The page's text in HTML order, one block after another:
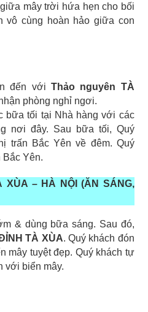
mây trời hứa hẹn cho bối
vô cùng hoàn hảo giữa con
đến với Thảo nguyên TÀ
phòng nghỉ ngơi.
bữa tối tại Nhà hàng với các
nơi đây. Sau bữa tối, Quý
trấn Bắc Yên về đêm. Quý
Bắc Yên.
XÙA – HÀ NỘI (ĂN SÁNG,
& dùng bữa sáng. Sau đó,
TÀ XÙA. Quý khách đón
mây tuyệt đẹp. Quý khách tự
với biển mây.